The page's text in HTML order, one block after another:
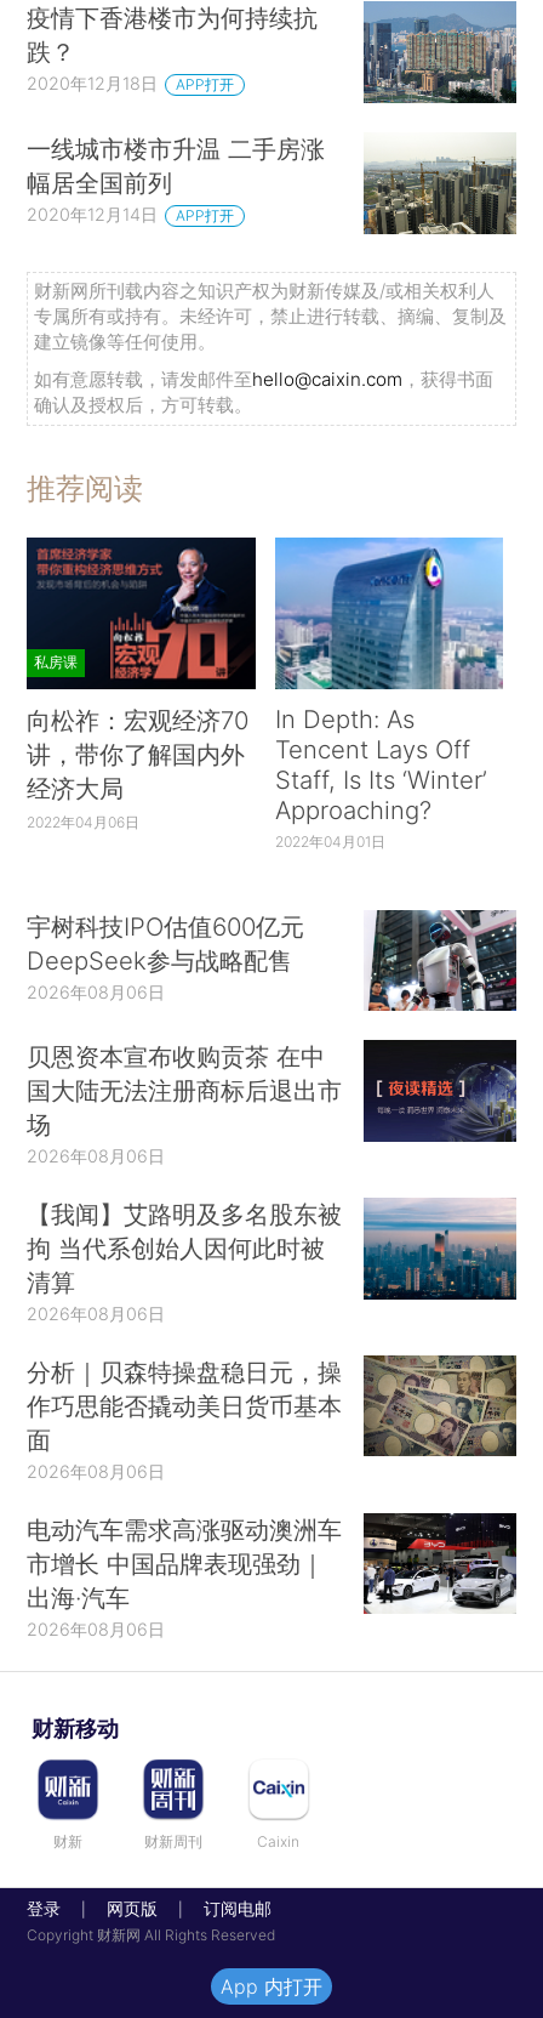
疫情下香港楼市为何持续抗
跌？
2020年12月18日 APP打开
一线城市楼市升温 二手房涨
幅居全国前列
2020年12月14日 APP打开
财新网所刊载内容之知识产权为财新传媒及/或相关权利人
专属所有或持有。未经许可，禁止进行转载、摘编、复制及
建立镜像等任何使用。
如有意愿转载，请发邮件至hello@caixin.com ，获得书面
确认及授权后，方可转载。
推荐阅读
私房课
向松祚：宏观经济70
讲，带你了解国内外
经济大局
2022年04月06日
In Depth: As
Tencent Lays Off
Staff, Is Its ‘Winter’
Approaching?
2022年04月01日
宇树科技IPO估值600亿元
DeepSeek参与战略配售
2026年08月06日
贝恩资本宣布收购贡茶 在中
国大陆无法注册商标后退出市
场
2026年08月06日
【我闻】艾路明及多名股东被
拘 当代系创始人因何此时被
清算
2026年08月06日
分析｜贝森特操盘稳日元，操
作巧思能否撬动美日货币基本
面
2026年08月06日
电动汽车需求高涨驱动澳洲车
市增长 中国品牌表现强劲｜
出海·汽车
2026年08月06日
财新移动
财新 财新周刊 Caixin
登录 网页版 订阅电邮
Copyright 财新网 All Rights Reserved
App 内打开